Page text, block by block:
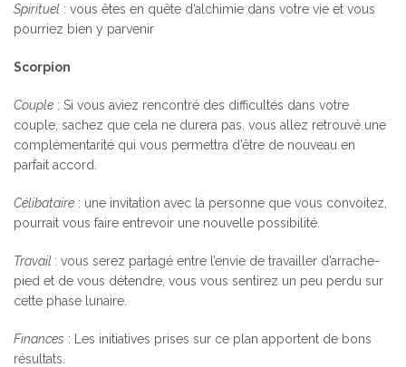
Spirituel : vous êtes en quête d’alchimie dans votre vie et vous
pourriez bien y parvenir
Scorpion
Couple : Si vous aviez rencontré des difficultés dans votre
couple, sachez que cela ne durera pas. vous allez retrouvé une
complémentarité qui vous permettra d’être de nouveau en
parfait accord.
Célibataire : une invitation avec la personne que vous convoitez,
pourrait vous faire entrevoir une nouvelle possibilité.
Travail : vous serez partagé entre l’envie de travailler d’arrache-
pied et de vous détendre, vous vous sentirez un peu perdu sur
cette phase lunaire.
Finances : Les initiatives prises sur ce plan apportent de bons
résultats.